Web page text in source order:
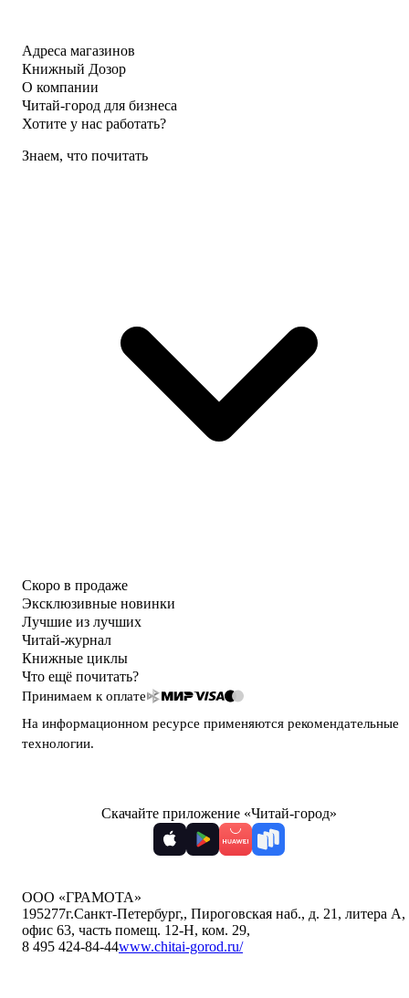
Адреса магазинов
Книжный Дозор
О компании
Читай-город для бизнеса
Хотите у нас работать?
Знаем, что почитать
Скоро в продаже
Эксклюзивные новинки
Лучшие из лучших
Читай-журнал
Книжные циклы
Что ещё почитать?
Принимаем к оплате
На информационном ресурсе применяются рекомендательные
технологии.
Скачайте приложение «Читай-город»
ООО «ГРАМОТА»
195277г.Санкт-Петербург,, Пироговская наб., д. 21, литера А,
офис 63, часть помещ. 12-Н, ком. 29,
8 495 424-84-44www.chitai-gorod.ru/